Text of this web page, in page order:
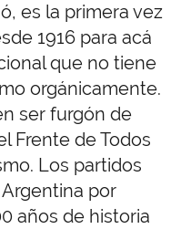
es la primera vez
1916 para acá
que no tiene
orgánicamente.
ser furgón de
Frente de Todos
Los partidos
por
años de historia